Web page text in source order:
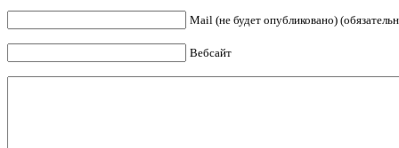
Mail (не будет опубликовано)
Вебсайт